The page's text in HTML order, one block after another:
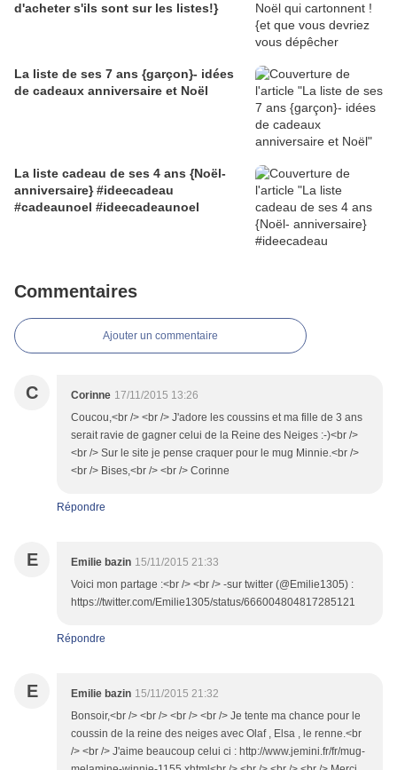
d'acheter s'ils sont sur les listes!}
La liste de ses 7 ans {garçon}- idées
de cadeaux anniversaire et Noël
La liste cadeau de ses 4 ans {Noël-
anniversaire} #ideecadeau
#cadeaunoel #ideecadeaunoel
Commentaires
Ajouter un commentaire
C Corinne 17/11/2015 13:26
Coucou,<br /> <br /> J'adore les coussins et ma fille de 3 ans
serait ravie de gagner celui de la Reine des Neiges :-)<br />
<br /> Sur le site je pense craquer pour le mug Minnie.<br />
<br /> Bises,<br /> <br /> Corinne
Répondre
E Emilie bazin 15/11/2015 21:33
Voici mon partage :<br /> <br /> -sur twitter (@Emilie1305) :
https://twitter.com/Emilie1305/status/666004804817285121
Répondre
E Emilie bazin 15/11/2015 21:32
Bonsoir,<br /> <br /> <br /> <br /> Je tente ma chance pour le
coussin de la reine des neiges avec Olaf , Elsa , le renne.<br
/> <br /> J'aime beaucoup celui ci : http://www.jemini.fr/fr/mug-